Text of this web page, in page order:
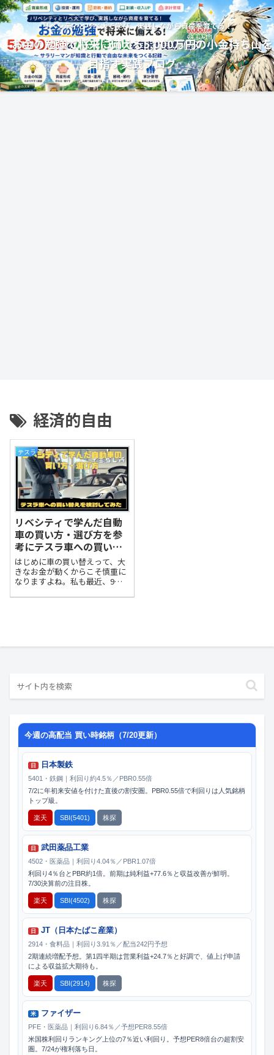
リベシティとリベ大で学び、実践しながら資産を育てる！
お金の勉強で将来に備える5,000万円の小金持ち山を
目指す実践ブログ
経済的自由
テスラ
リベシティで学んだ自動
車の買い方・選び方を参
考にテスラ車への買い替
えを検討してみた
はじめに車の買い替えって、大
きなお金が動くからこそ慎重に
なりますよね。私も最近、9年
超え、修理費が増えてきたので
今週の高配当 買い時銘柄（7/20更新）
日 日本製鉄
5401・鉄鋼｜利回り約4.5％／PBR0.55倍
7/2に年初来安値を付けた直後の割安圏。PBR0.55倍で利回りは人気銘柄
トップ級。
楽天 SBI(5401) 株探
日 武田薬品工業
4502・医薬品｜利回り4.04％／PBR1.07倍
利回り4％台とPBR約1倍。前期は純利益+77.6％と収益改善が鮮明。
7/30決算前の注目株。
楽天 SBI(4502) 株探
日 JT（日本たばこ産業）
2914・食料品｜利回り3.91％／配当242円予想
2期連続増配予想。第1四半期は営業利益+24.7％と好調で、値上げ申請
による収益拡大期待も。
楽天 SBI(2914) 株探
米 ファイザー
PFE・医薬品｜利回り6.84％／予想PER8.55倍
米国株利回りランキング上位の7％近い利回り。予想PER8倍台の超割安
圏。7/24が権利落ち日。